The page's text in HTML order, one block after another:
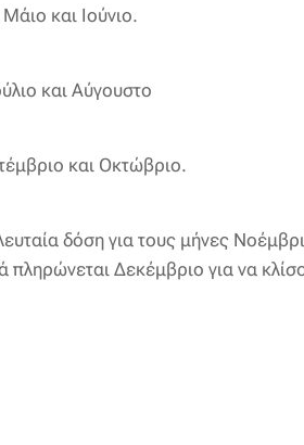
και Ιούνιο.
και Αύγουστο
και Οκτώβριο.
δόση για τους μήνες
πληρώνεται Δεκέμβριο για να